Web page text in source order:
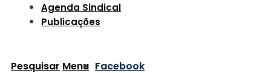
Agenda Sindical
Publicações
Pesquisar Menu Facebook